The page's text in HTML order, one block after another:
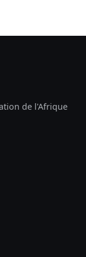
de l'Afrique